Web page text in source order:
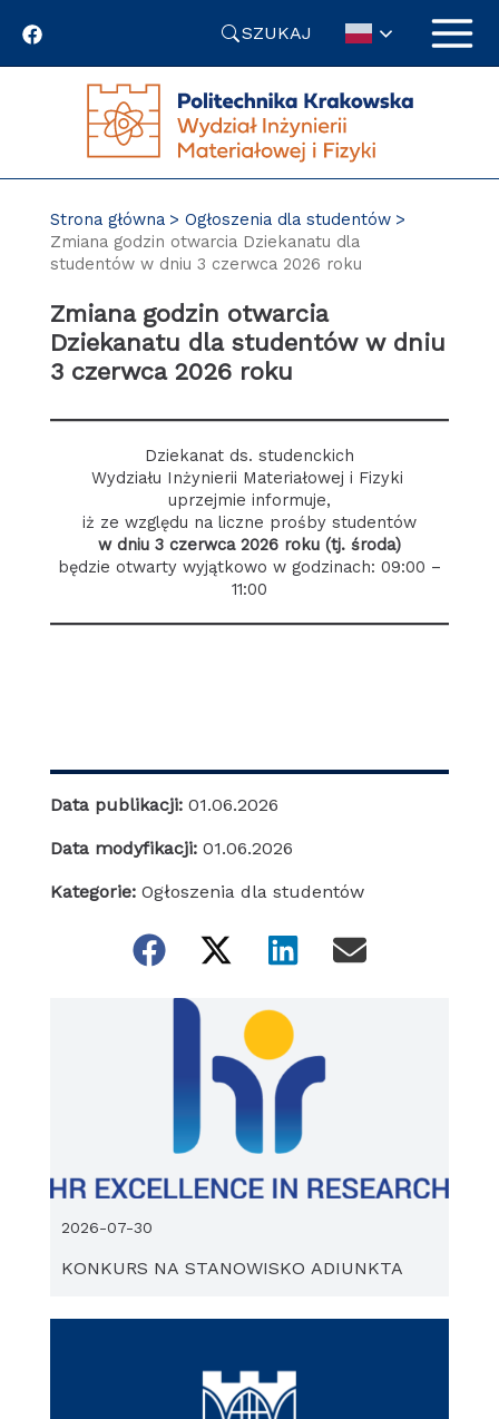
SZUKAJ
Strona główna
Ogłoszenia dla studentów
Zmiana godzin otwarcia Dziekanatu dla
studentów w dniu 3 czerwca 2026 roku
Zmiana godzin otwarcia
Dziekanatu dla studentów w dniu
3 czerwca 2026 roku
Dziekanat ds. studenckich
Wydziału Inżynierii Materiałowej i Fizyki
uprzejmie informuje,
iż ze względu na liczne prośby studentów
w dniu 3 czerwca 2026 roku (tj. środa)
będzie otwarty wyjątkowo w godzinach: 09:00 –
11:00
Data publikacji: 01.06.2026
Data modyfikacji: 01.06.2026
Kategorie: Ogłoszenia dla studentów
KONKURS NA STANOWISKO ADIUNKTA
2026-07-30